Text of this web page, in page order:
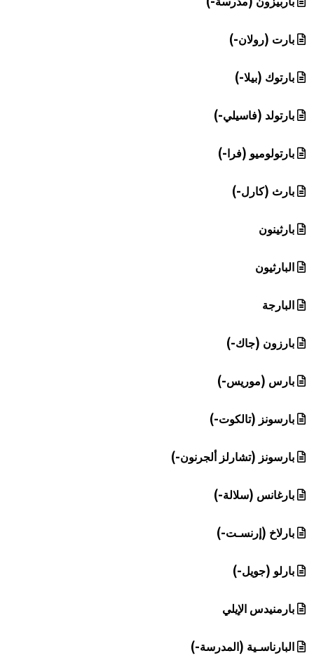
بارت (رولان-)
بارتوك (بيلا-)
بارتولد (فاسيلي-)
بارتولوميو (فرا-)
بارث (كارل-)
بارثينون
البارثيون
البارجة
بارزون (جاك-)
بارس (موريس-)
بارسونز (تالكوت-)
بارسونز (تشارلز ألجرنون-)
بارغانس (سلالة-)
بارلاخ (إرنسـت-)
بارلو (جويل-)
بارمنيدس الإيلي
البارناسـية (المدرسة-)